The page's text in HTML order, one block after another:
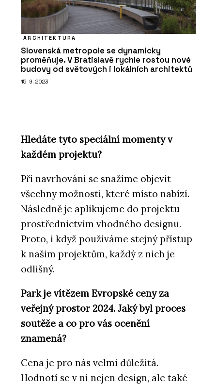
ARCHITEKTURA
Slovenská metropole se dynamicky
proměňuje. V Bratislavě rychle rostou nové
budovy od světových i lokálních architektů
15. 9. 2023
Hledáte tyto speciální momenty v
každém projektu?
Při navrhování se snažíme objevit
všechny možnosti, které místo nabízí.
Následně je aplikujeme do projektu
prostřednictvím vhodného designu.
Proto, i když používáme stejný přístup
k našim projektům, každý z nich je
odlišný.
Park je vítězem Evropské ceny za
veřejný prostor 2024. Jaký byl proces
soutěže a co pro vás ocenění
znamená?
Cena je pro nás velmi důležitá.
Hodnotí se v ní nejen design, ale také